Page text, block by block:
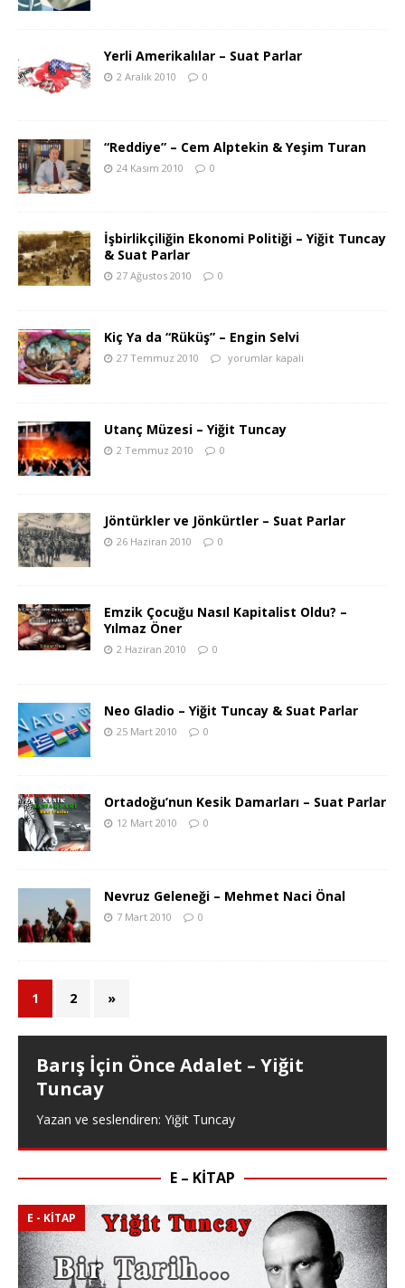
Yerli Amerikalılar – Suat Parlar
2 Aralık 2010 0
“Reddiye” – Cem Alptekin & Yeşim Turan
24 Kasım 2010 0
İşbirlikçiliğin Ekonomi Politiği – Yiğit Tuncay
& Suat Parlar
27 Ağustos 2010 0
Kiç Ya da “Rüküş” – Engin Selvi
27 Temmuz 2010 yorumlar kapalı
Utanç Müzesi – Yiğit Tuncay
2 Temmuz 2010 0
Jöntürkler ve Jönkürtler – Suat Parlar
26 Haziran 2010 0
Emzik Çocuğu Nasıl Kapitalist Oldu? –
Yılmaz Öner
2 Haziran 2010 0
Neo Gladio – Yiğit Tuncay & Suat Parlar
25 Mart 2010 0
Ortadoğu’nun Kesik Damarları – Suat Parlar
12 Mart 2010 0
Nevruz Geleneği – Mehmet Naci Önal
7 Mart 2010 0
1 2 »
Barış İçin Önce Adalet – Yiğit
Tuncay
Yazan ve seslendiren: Yiğit Tuncay
E – KITAP
E - KITAP